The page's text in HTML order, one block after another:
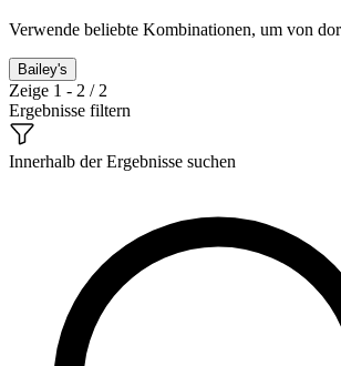
Verwende beliebte Kombinationen, um von
Bailey's
Zeige 1 - 2 / 2
Ergebnisse filtern
Innerhalb der Ergebnisse suchen